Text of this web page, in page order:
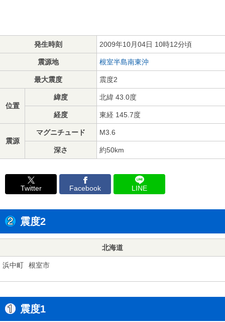
発生時刻 2009年10月04日 10時12分頃
震源地 根室半島南東沖
最大震度 震度2
位置
緯度 北緯 43.0度
経度 東経 145.7度
震源
マグニチュード M3.6
深さ 約50km
Twitter Facebook LINE
震度2
北海道
浜中町 根室市
震度1